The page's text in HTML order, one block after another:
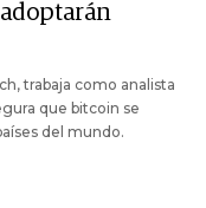
trabaja como analista
que bitcoin se
del mundo.